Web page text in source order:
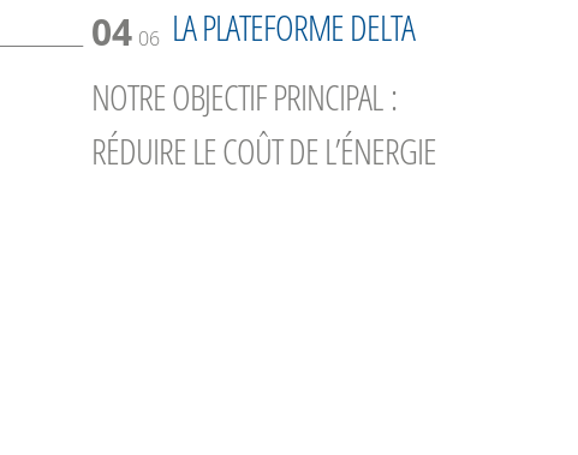
04 06 LA PLATEFORME DELTA
NOTRE OBJECTIF PRINCIPAL :
RÉDUIRE LE COÛT DE L’ÉNERGIE